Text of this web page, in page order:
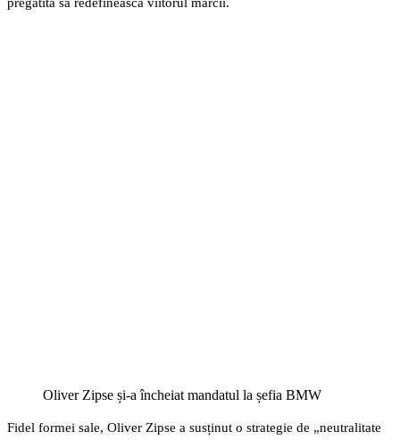
Oliver Zipse și-a încheiat mandatul la șefia BMW
Fidel formei sale, Oliver Zipse a susținut o strategie de „neutralitate